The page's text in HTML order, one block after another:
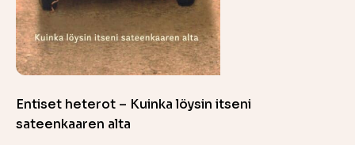
Entiset heterot – Kuinka löysin itseni
sateenkaaren alta